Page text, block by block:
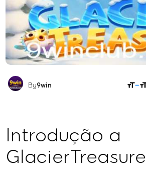
By9win
Introdução a
GlacierTreasure